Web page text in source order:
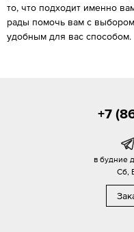
то, что подходит именно
рады помочь вам с
удобным для вас способом.
+7
в будние
Сб,